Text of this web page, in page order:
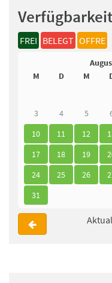
FREI BELEGT OFFRE
M
D M
3
4 5
10
11 12
17
18 19
24
25 26
31